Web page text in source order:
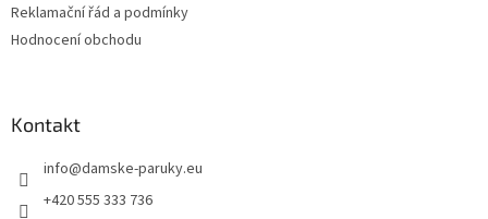
Reklamační řád a podmínky
Hodnocení obchodu
Kontakt
info@damske-paruky.eu
+420 555 333 736